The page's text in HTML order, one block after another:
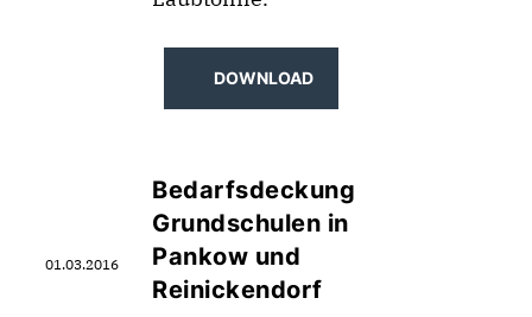
DOWNLOAD
01.03.2016
Bedarfsdeckung
Grundschulen in
Pankow und
Reinickendorf